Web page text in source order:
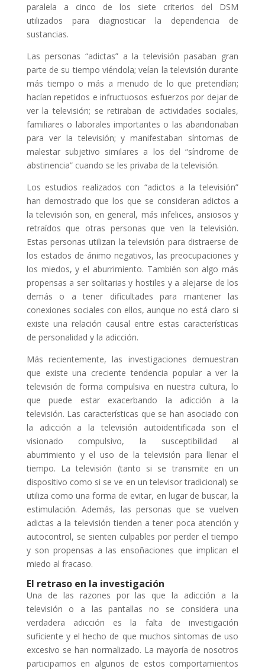
paralela a cinco de los siete criterios del DSM
utilizados para diagnosticar la dependencia de
sustancias.
Las personas “adictas” a la televisión pasaban gran
parte de su tiempo viéndola; veían la televisión durante
más tiempo o más a menudo de lo que pretendían;
hacían repetidos e infructuosos esfuerzos por dejar de
ver la televisión; se retiraban de actividades sociales,
familiares o laborales importantes o las abandonaban
para ver la televisión; y manifestaban síntomas de
malestar subjetivo similares a los del “síndrome de
abstinencia” cuando se les privaba de la televisión.
Los estudios realizados con “adictos a la televisión”
han demostrado que los que se consideran adictos a
la televisión son, en general, más infelices, ansiosos y
retraídos que otras personas que ven la televisión.
Estas personas utilizan la televisión para distraerse de
los estados de ánimo negativos, las preocupaciones y
los miedos, y el aburrimiento. También son algo más
propensas a ser solitarias y hostiles y a alejarse de los
demás o a tener dificultades para mantener las
conexiones sociales con ellos, aunque no está claro si
existe una relación causal entre estas características
de personalidad y la adicción.
Más recientemente, las investigaciones demuestran
que existe una creciente tendencia popular a ver la
televisión de forma compulsiva en nuestra cultura, lo
que puede estar exacerbando la adicción a la
televisión. Las características que se han asociado con
la adicción a la televisión autoidentificada son el
visionado compulsivo, la susceptibilidad al
aburrimiento y el uso de la televisión para llenar el
tiempo. La televisión (tanto si se transmite en un
dispositivo como si se ve en un televisor tradicional) se
utiliza como una forma de evitar, en lugar de buscar, la
estimulación. Además, las personas que se vuelven
adictas a la televisión tienden a tener poca atención y
autocontrol, se sienten culpables por perder el tiempo
y son propensas a las ensoñaciones que implican el
miedo al fracaso.
El retraso en la investigación
Una de las razones por las que la adicción a la
televisión o a las pantallas no se considera una
verdadera adicción es la falta de investigación
suficiente y el hecho de que muchos síntomas de uso
excesivo se han normalizado. La mayoría de nosotros
participamos en algunos de estos comportamientos